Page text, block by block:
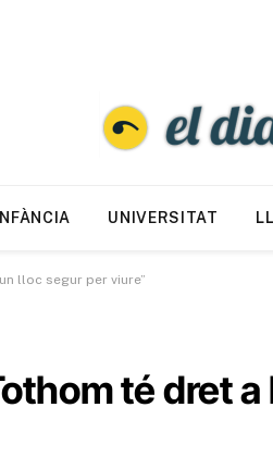
UNIVERSITAT
lloc segur per viure”
té dret